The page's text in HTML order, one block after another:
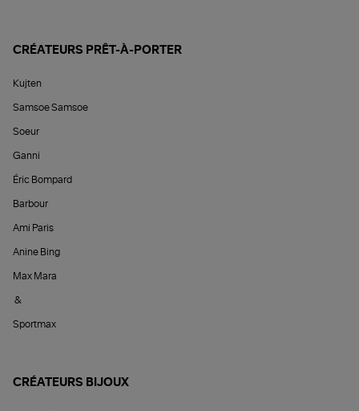
CRÉATEURS PRÊT-À-PORTER
Kujten
Samsoe Samsoe
Soeur
Ganni
Éric Bompard
Barbour
Ami Paris
Anine Bing
Max Mara
&
Sportmax
CRÉATEURS BIJOUX